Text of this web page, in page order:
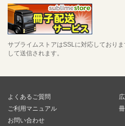
サブライムストアはSSLに対応しており
して送信されます。
よくあるご質問
ご利用マニュアル
お問い合わせ